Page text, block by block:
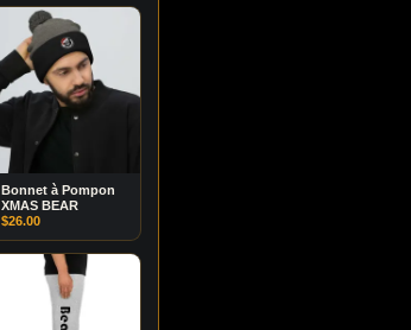
Bonnet à Pompon
XMAS BEAR
$26.00